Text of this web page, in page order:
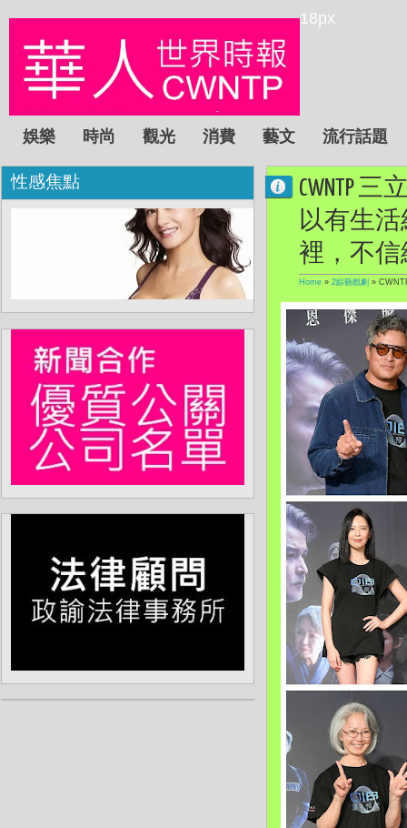
18px
娛樂 時尚 觀光 消費 藝文 流行話題
CWNTP
以有生
裡，不信
Home » 2綜藝戲劇 »
性感焦點